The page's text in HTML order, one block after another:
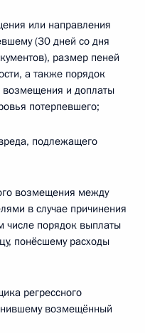
или направления
(30 дней со дня
размер пеней
а также порядок
возмещения и доплаты
потерпевшего;
подлежащего
возмещения между
в случае причинения
числе порядок выплаты
понёсшему расходы
регрессного
возмещённый